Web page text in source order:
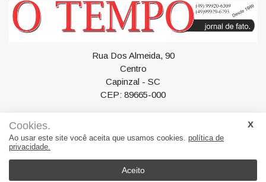
Rua Dos Almeida, 90
Centro
Capinzal - SC
CEP: 89665-000
Geral
Cookies.
Ao usar este site você aceita que usamos cookies. política de
privacidade.
Aceito